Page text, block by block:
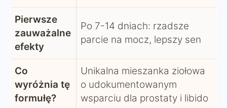
Pierwsze
zauważalne
efekty
Po 7-14 dniach: rzadsze
parcie na mocz, lepszy sen
Co
wyróżnia tę
formułę?
Unikalna mieszanka ziołowa
o udokumentowanym
wsparciu dla prostaty i libido